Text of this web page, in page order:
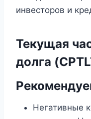
инвесторов и
Текущая
долга
Негативные